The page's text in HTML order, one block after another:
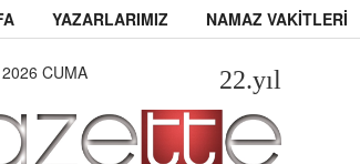
YAZARLARIMIZ NAMAZ VAKİTLERİ
CUMA 22.yıl